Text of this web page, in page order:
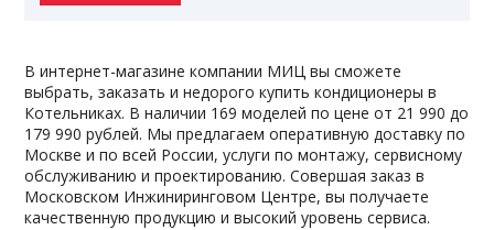
В интернет-магазине компании МИЦ вы сможете
выбрать, заказать и недорого купить кондиционеры в
Котельниках. В наличии 169 моделей по цене от 21 990 до
179 990 рублей. Мы предлагаем оперативную доставку по
Москве и по всей России, услуги по монтажу, сервисному
обслуживанию и проектированию. Совершая заказ в
Московском Инжиниринговом Центре, вы получаете
качественную продукцию и высокий уровень сервиса.